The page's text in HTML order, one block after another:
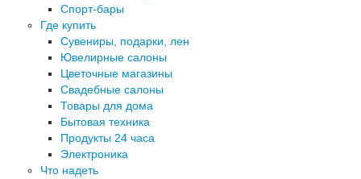
Спорт-бары
Где купить
Сувениры, подарки, лен
Ювелирные салоны
Цветочные магазины
Свадебные салоны
Товары для дома
Бытовая техника
Продукты 24 часа
Электроника
Что надеть